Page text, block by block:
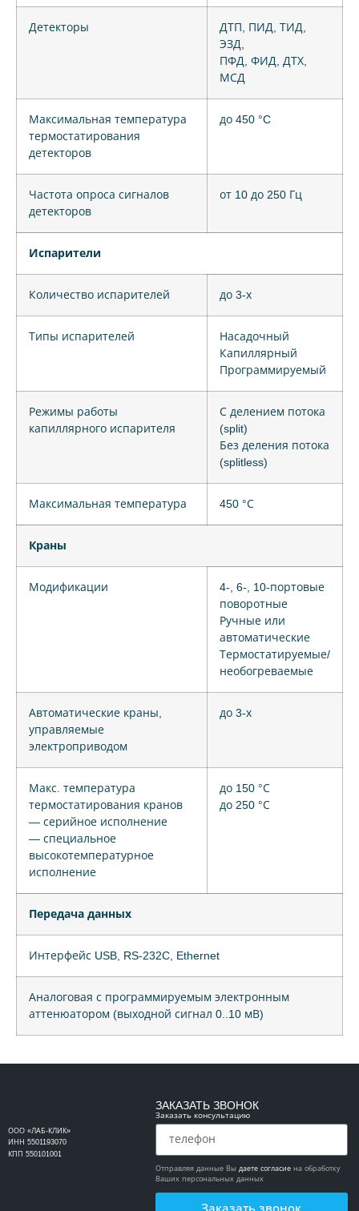
Детекторы
ДТП, ПИД, ТИД,
ЭЗД,
ПФД, ФИД, ДТХ,
МСД
Максимальная температура
термостатирования
детекторов
до 450 °C
Частота опроса сигналов
детекторов
от 10 до 250 Гц
Испарители
Количество испарителей до 3-х
Типы испарителей
Насадочный
Капиллярный
Программируемый
Режимы работы
капиллярного испарителя
С делением потока
(split)
Без деления потока
(splitless)
Максимальная температура 450 °С
Краны
Модификации
4-, 6-, 10-портовые
поворотные
Ручные или
автоматические
Термостатируемые/
необогреваемые
Автоматические краны,
управляемые
электроприводом
до 3-х
Макс. температура
термостатирования кранов
— серийное исполнение
— специальное
высокотемпературное
исполнение
до 150 °С
до 250 °С
Передача данных
Интерфейс USB, RS-232C, Ethernet
Аналоговая с программируемым электронным
аттенюатором (выходной сигнал 0..10 мВ)
ООО «ЛАБ-КЛИК»
ИНН 5501193070
КПП 550101001
ЗАКАЗАТЬ ЗВОНОК
Заказать консультацию
Отправляя данные Вы даете согласиена обработку
Ваших персональных данных